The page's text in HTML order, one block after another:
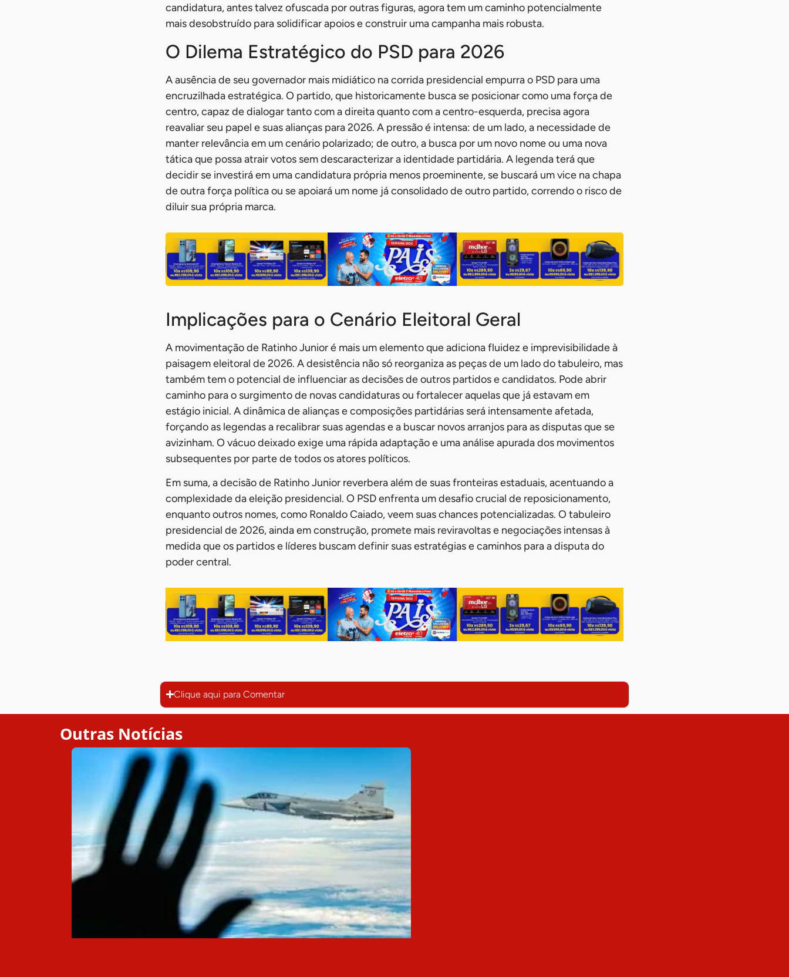
candidatura, antes talvez ofuscada por outras figuras, agora tem um caminho potencialmente
mais desobstruído para solidificar apoios e construir uma campanha mais robusta.
O Dilema Estratégico do PSD para 2026
A ausência de seu governador mais midiático na corrida presidencial empurra o PSD para uma
encruzilhada estratégica. O partido, que historicamente busca se posicionar como uma força de
centro, capaz de dialogar tanto com a direita quanto com a centro-esquerda, precisa agora
reavaliar seu papel e suas alianças para 2026. A pressão é intensa: de um lado, a necessidade de
manter relevância em um cenário polarizado; de outro, a busca por um novo nome ou uma nova
tática que possa atrair votos sem descaracterizar a identidade partidária. A legenda terá que
decidir se investirá em uma candidatura própria menos proeminente, se buscará um vice na chapa
de outra força política ou se apoiará um nome já consolidado de outro partido, correndo o risco de
diluir sua própria marca.
Implicações para o Cenário Eleitoral Geral
A movimentação de Ratinho Junior é mais um elemento que adiciona fluidez e imprevisibilidade à
paisagem eleitoral de 2026. A desistência não só reorganiza as peças de um lado do tabuleiro, mas
também tem o potencial de influenciar as decisões de outros partidos e candidatos. Pode abrir
caminho para o surgimento de novas candidaturas ou fortalecer aquelas que já estavam em
estágio inicial. A dinâmica de alianças e composições partidárias será intensamente afetada,
forçando as legendas a recalibrar suas agendas e a buscar novos arranjos para as disputas que se
avizinham. O vácuo deixado exige uma rápida adaptação e uma análise apurada dos movimentos
subsequentes por parte de todos os atores políticos.
Em suma, a decisão de Ratinho Junior reverbera além de suas fronteiras estaduais, acentuando a
complexidade da eleição presidencial. O PSD enfrenta um desafio crucial de reposicionamento,
enquanto outros nomes, como Ronaldo Caiado, veem suas chances potencializadas. O tabuleiro
presidencial de 2026, ainda em construção, promete mais reviravoltas e negociações intensas à
medida que os partidos e líderes buscam definir suas estratégias e caminhos para a disputa do
poder central.
Clique aqui para Comentar
Outras Notícias